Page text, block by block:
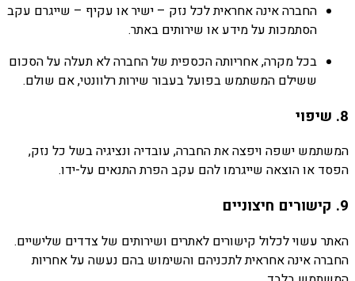
החברהאינהאחראיתלכל נזק – ישיראו עקיף – שייגרם עקב
הסתמכותעלמידע או שירותים באתר.
בכלמקרה,אחריותההכספיתשלהחברהלא תעלה עלהסכום
ששילם המשתמש בפועלבעבור שירותרלוונטי,אם שולם.
8. שיפוי
המשתמש ישפה ויפצהאתהחברה, עובדיה ונציגיהבשל כל נזק,
הפסד אוהוצאה שייגרמולהם עקבהפרתהתנאים על-ידו.
9. קישורים חיצוניים
האתר עשוילכלול קישורים לאתרים ושירותים שלצדדים שלישיים.
החברהאינהאחראיתלתכניהם והשימוש בהם נעשה עלאחריות